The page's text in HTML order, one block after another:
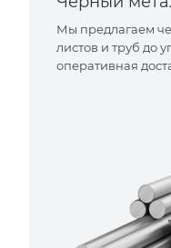
Мы предлагаем
листов и труб до
оперативная